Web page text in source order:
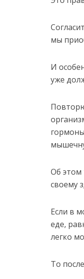
мы
И
уже
Об этом
своему
Если в
еде,
легко
То